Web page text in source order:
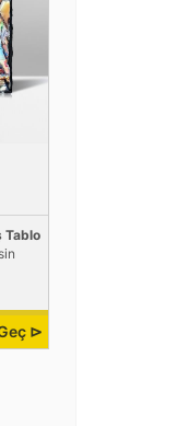
Tablo
⊳